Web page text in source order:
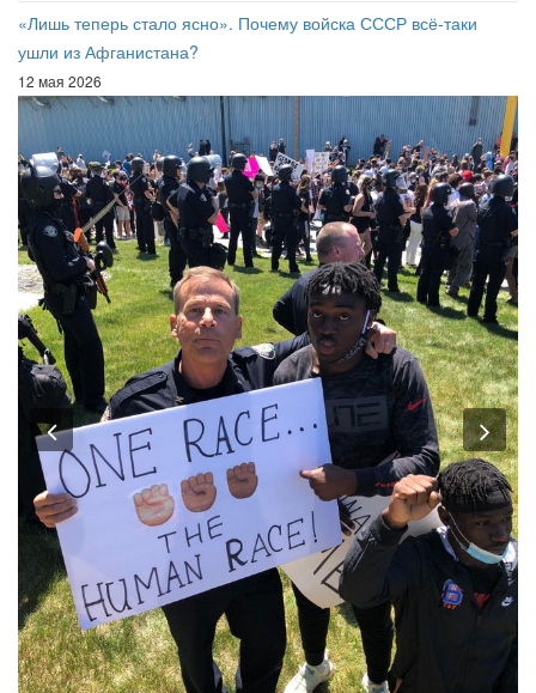
«Лишь теперь стало ясно». Почему войска СССР всё-таки
ушли из Афганистана?
12 мая 2026
Previous